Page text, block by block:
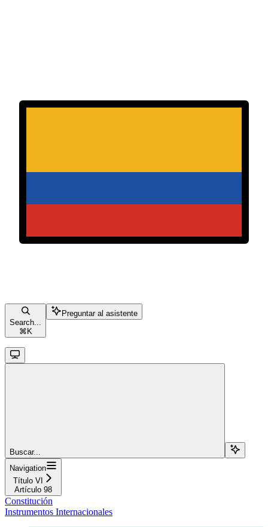
Search...
⌘ K
Preguntar al asistente
Buscar...
Navigation
Título VI
Artículo 98
Constitución
Instrumentos Internacionales